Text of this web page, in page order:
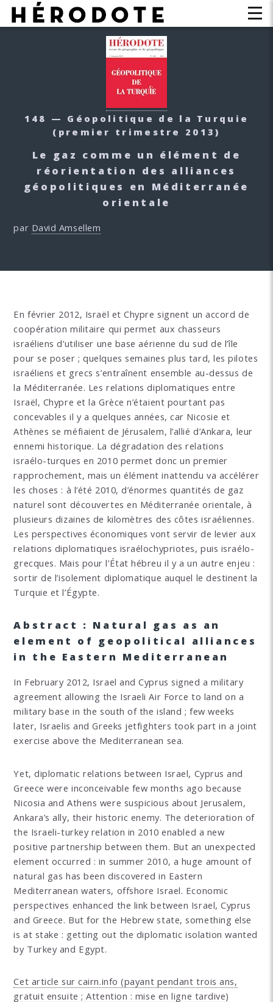
148 — Géopolitique de la Turquie
(premier trimestre 2013)
Le gaz comme un élément de
réorientation des alliances
géopolitiques en Méditerranée
orientale
par David Amsellem
En février 2012, Israël et Chypre signent un accord de
coopération militaire qui permet aux chasseurs
israéliens d’utiliser une base aérienne du sud de l’île
pour se poser ; quelques semaines plus tard, les pilotes
israéliens et grecs s’entraînent ensemble au-dessus de
la Méditerranée. Les relations diplomatiques entre
Israël, Chypre et la Grèce n’étaient pourtant pas
concevables il y a quelques années, car Nicosie et
Athènes se méfiaient de Jérusalem, l’allié d’Ankara, leur
ennemi historique. La dégradation des relations
israélo-turques en 2010 permet donc un premier
rapprochement, mais un élément inattendu va accélérer
les choses : à l’été 2010, d’énormes quantités de gaz
naturel sont découvertes en Méditerranée orientale, à
plusieurs dizaines de kilomètres des côtes israéliennes.
Les perspectives économiques vont servir de levier aux
relations diplomatiques israélochypriotes, puis israélo-
grecques. Mais pour l’État hébreu il y a un autre enjeu :
sortir de l’isolement diplomatique auquel le destinent la
Turquie et l’Égypte.
Abstract : Natural gas as an
element of geopolitical alliances
in the Eastern Mediterranean
In February 2012, Israel and Cyprus signed a military
agreement allowing the Israeli Air Force to land on a
military base in the south of the island ; few weeks
later, Israelis and Greeks jetfighters took part in a joint
exercise above the Mediterranean sea.
Yet, diplomatic relations between Israel, Cyprus and
Greece were inconceivable few months ago because
Nicosia and Athens were suspicious about Jerusalem,
Ankara’s ally, their historic enemy. The deterioration of
the Israeli-turkey relation in 2010 enabled a new
positive partnership between them. But an unexpected
element occurred : in summer 2010, a huge amount of
natural gas has been discovered in Eastern
Mediterranean waters, offshore Israel. Economic
perspectives enhanced the link between Israel, Cyprus
and Greece. But for the Hebrew state, something else
is at stake : getting out the diplomatic isolation wanted
by Turkey and Egypt.
Cet article sur cairn.info (payant pendant trois ans,
gratuit ensuite ; Attention : mise en ligne tardive)